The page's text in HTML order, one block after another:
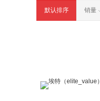
默认排序 销量